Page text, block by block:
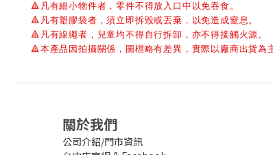
🔺 凡有細小物件者，零件不得放入口中以免吞食。
🔺 凡有塑膠袋者，須立即拆毀或丟棄，以免造成窒息。
🔺 凡有線繩者，兒童均不得自行拆卸，亦不得接觸火源。
🔺本產品因拍攝關係，圖檔略有差異，實際以廠商出貨為
關於我們
公司介紹/門市資訊